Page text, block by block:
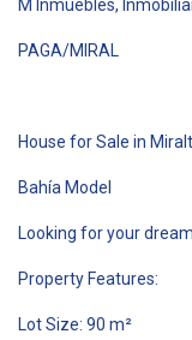
M Inmuebles,
PAGA/MIRAL
House for Sale in
Bahía Model
Looking for your
Property Features:
Lot Size: 90 m²